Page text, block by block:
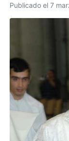
Publicado el 7